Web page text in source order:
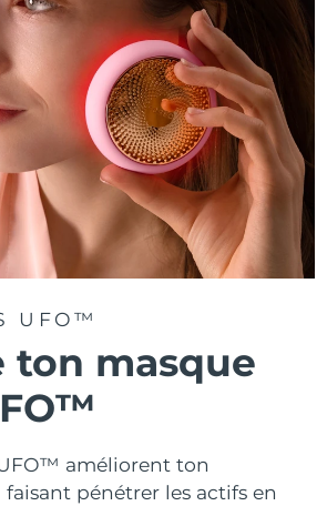
UFO™
ton masque
améliorent ton
pénétrer les actifs en
Livraison estimée
unis Livraison estimée8/9/26
Livraison estimée8/8/26
Livraison estimée 8/9/26
Livraison estimée8/13/26